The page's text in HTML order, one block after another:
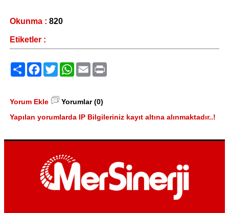
Okunma : 820
Etiketler :
PaylaşFacebook
TwitterWhatsApp
Email
Yorum Ekle
Yorumlar (0)
Yapılan yorumlarda IP Bilgileriniz kayıt altına alınmaktadır..!